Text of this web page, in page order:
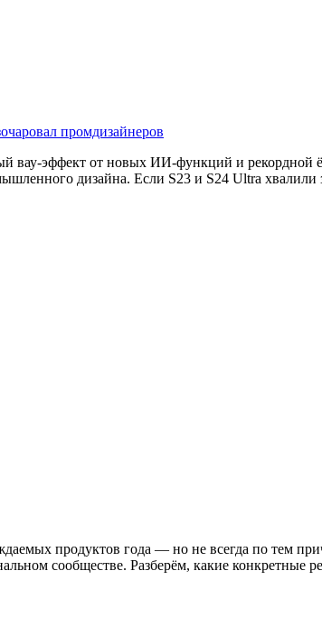
промдизайнеров
эффект от новых ИИ-функций и рекордной
дизайна. Если S23 и S24 Ultra
продуктов года — но не всегда по тем
сообществе. Разберём, какие